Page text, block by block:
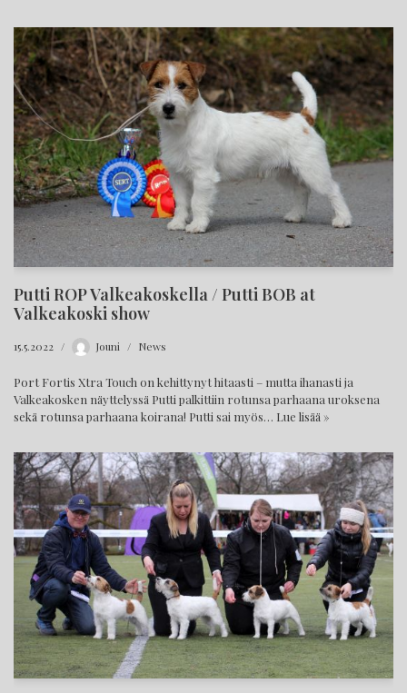
Putti ROP Valkeakoskella / Putti BOB at
Valkeakoski show
15.5.2022 Jouni News
Port Fortis Xtra Touch on kehittynyt hitaasti – mutta ihanasti ja
Valkeakosken näyttelyssä Putti palkittiin rotunsa parhaana uroksena
sekä rotunsa parhaana koirana! Putti sai myös… Lue lisää »